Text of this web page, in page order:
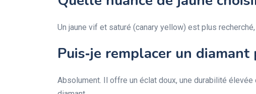
Un jaune vif et saturé (canary yellow) est plus
Puis‑je remplacer un
Absolument. Il offre un éclat doux, une durabilité